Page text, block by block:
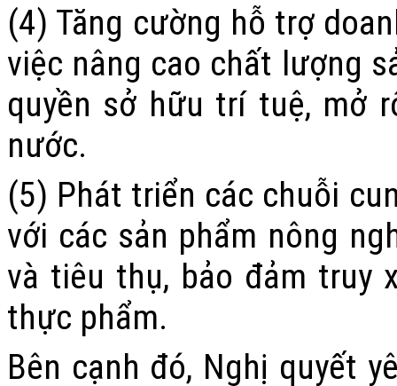
(4) Tăng cường hỗ trợ
việc nâng cao chất lượng
quyền sở hữu trí tuệ, mở
nước.
(5) Phát triển các chuỗi
với các sản phẩm nông
và tiêu thụ, bảo đảm truy
thực phẩm.
Bên cạnh đó, Nghị quyết